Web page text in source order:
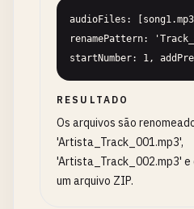
audioFiles:
renamePattern:
startNumber: 1,
RESULTADO
Os arquivos são
'Artista_Track_001.mp3',
'Artista_Track_002.mp3' e
um arquivo ZIP.